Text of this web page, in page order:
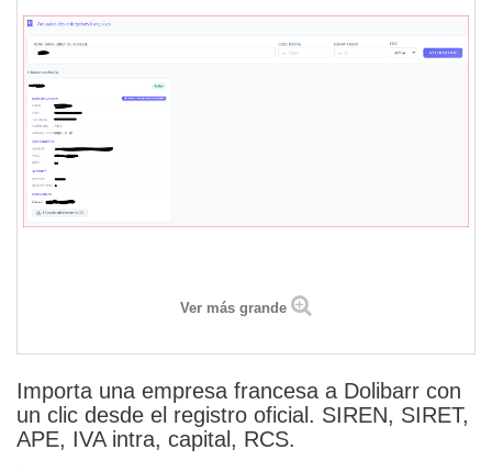
Ver más grande
Importa una empresa francesa a Dolibarr con
un clic desde el registro oficial. SIREN, SIRET,
APE, IVA intra, capital, RCS.